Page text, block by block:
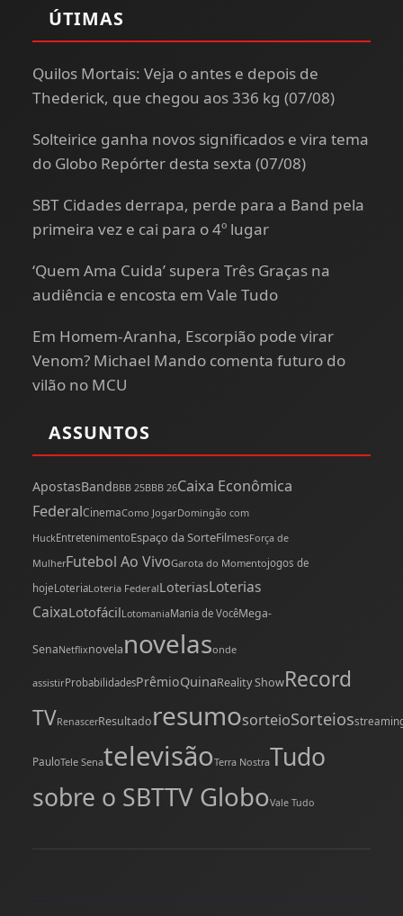
ÚTIMAS
Quilos Mortais: Veja o antes e depois de
Thederick, que chegou aos 336 kg (07/08)
Solteirice ganha novos significados e vira tema
do Globo Repórter desta sexta (07/08)
SBT Cidades derrapa, perde para a Band pela
primeira vez e cai para o 4º lugar
‘Quem Ama Cuida’ supera Três Graças na
audiência e encosta em Vale Tudo
Em Homem-Aranha, Escorpião pode virar
Venom? Michael Mando comenta futuro do
vilão no MCU
ASSUNTOS
ApostasBandBBB 25BBB 26Caixa Econômica
FederalCinemaComo JogarDomingão com
HuckEntretenimentoEspaço da SorteFilmesForça de
MulherFutebol Ao VivoGarota do Momentojogos de
hojeLoteriaLoteria FederalLoteriasLoterias
CaixaLotofácilLotomaniaMania de VocêMega-
SenaNetflixnovelanovelasonde
assistirProbabilidadesPrêmioQuinaReality ShowRecord
TVRenascerResultadoresumosorteioSorteios
PauloTele SenatelevisãoTerra NostraTudo
sobre o SBTTV GloboVale Tudo